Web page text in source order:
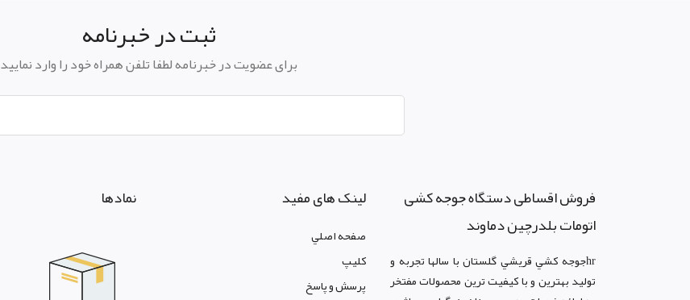
ثبت در خبرنامه
برای عضویت در خبرنامه لطفا تلفن همراه خود را وارد نمایید
فروش اقساطی دستگاه جوجه کشی
اتومات بلدرچین دماوند
hrجوجه کشي قريشي گلستان با سالها تجربه و
توليد بهترين و با کيفيت ترين محصولات مفتخر
لینک های مفید
صفحه اصلي
کليپ
پرسش و پاسخ
نمادها